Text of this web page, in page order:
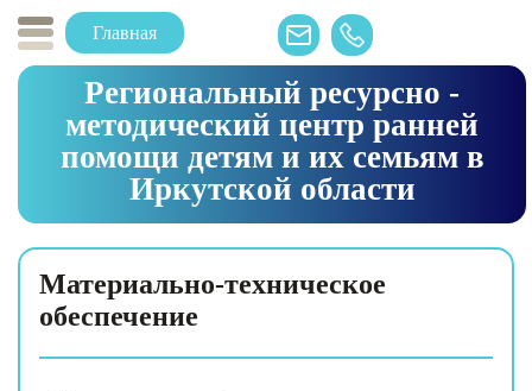
Главная
Региональный ресурсно -
методический центр ранней
помощи детям и их семьям в
Иркутской области
Материально-техническое
обеспечение